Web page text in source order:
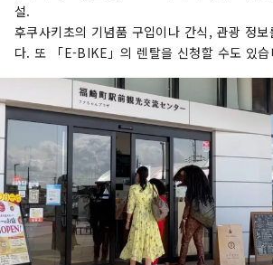
설.
후쿠사키초의 기념품 구입이나 간식, 관광 정
다. 또 「E-BIKE」의 렌탈을 신청할 수도 있습